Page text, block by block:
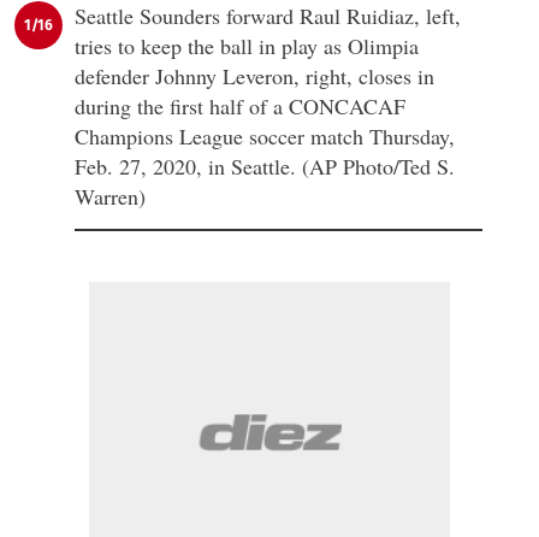
1/16
Seattle Sounders forward Raul Ruidiaz, left,
tries to keep the ball in play as Olimpia
defender Johnny Leveron, right, closes in
during the first half of a CONCACAF
Champions League soccer match Thursday,
Feb. 27, 2020, in Seattle. (AP Photo/Ted S.
Warren)